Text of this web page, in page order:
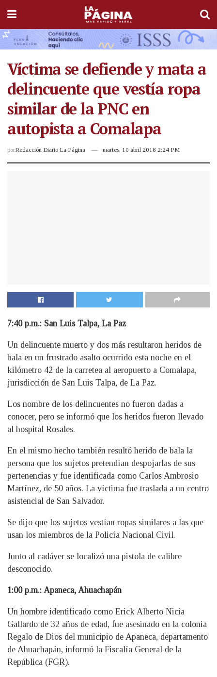
Víctima se defiende y mata a
delincuente que vestía ropa
similar de la PNC en
autopista a Comalapa
porRedacción Diario La Página martes, 10 abril 2018 2:24 PM
7:40 p.m.: San Luis Talpa, La Paz
Un delincuente muerto y dos más resultaron heridos de
bala en un frustrado asalto ocurrido esta noche en el
kilómetro 42 de la carretea al aeropuerto a Comalapa,
jurisdicción de San Luis Talpa, de La Paz.
Los nombre de los delincuentes no fueron dadas a
conocer, pero se informó que los heridos fueron llevado
al hospital Rosales.
En el mismo hecho también resultó herido de bala la
persona que los sujetos pretendían despojarlas de sus
pertenencias y fue identificada como Carlos Ambrosio
Martínez, de 50 años. La víctima fue traslada a un centro
asistencial de San Salvador.
Se dijo que los sujetos vestían ropas similares a las que
usan los miembros de la Policía Nacional Civil.
Junto al cadáver se localizó una pistola de calibre
desconocido.
1:00 p.m.: Apaneca, Ahuachapán
Un hombre identificado como Erick Alberto Nicia
Gallardo de 32 años de edad, fue asesinado en la colonia
Regalo de Dios del municipio de Apaneca, departamento
de Ahuachapán, informó la Fiscalía General de la
República (FGR).